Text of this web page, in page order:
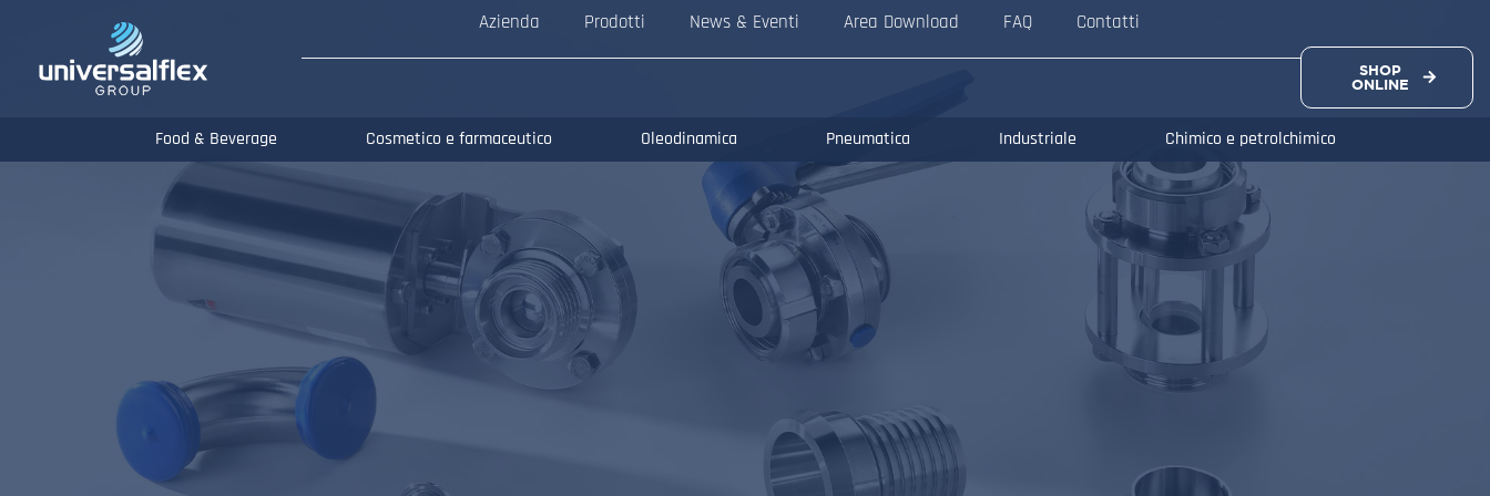
Azienda Prodotti News & Eventi Area Download FAQ Contatti
SHOP
ONLINE
Food & Beverage Cosmetico e farmaceutico Oleodinamica Pneumatica Industriale Chimico e petrolchimico